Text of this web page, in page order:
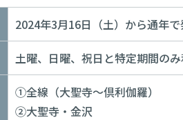
2024年3月16日（土）から通年で
土曜、日曜、祝日と特定期間の
①全線（大聖寺～倶利伽羅）
②大聖寺・金沢